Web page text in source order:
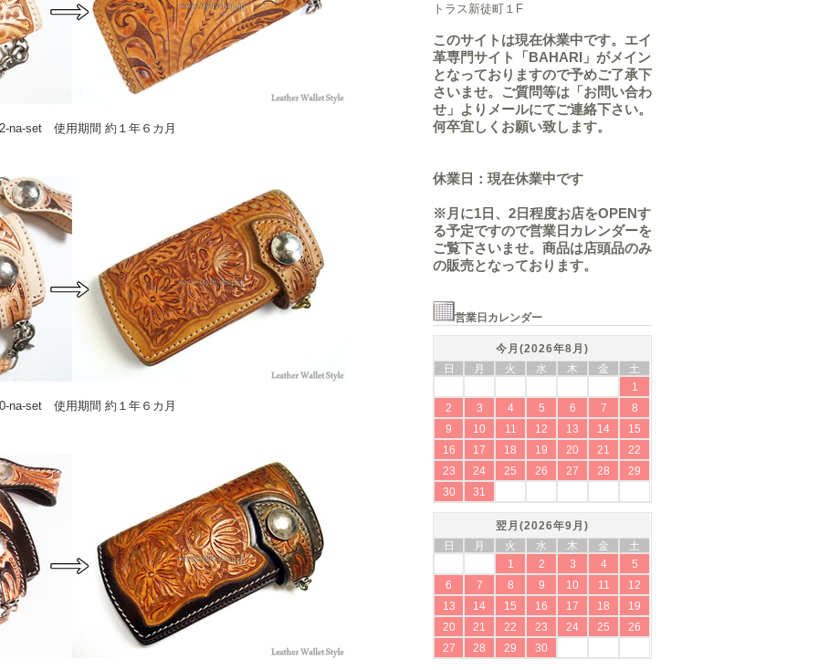
na-set 使用期間 約１年６カ月
na-set 使用期間 約１年６カ月
トラス新徒町１F
このサイトは現在休業中です。エイ
革専門サイト「BAHARI」がメイン
となっておりますので予めご了承下
さいませ。ご質問等は「お問い合わ
せ」よりメールにてご連絡下さい。
何卒宜しくお願い致します。
休業日：現在休業中です
※月に1日、2日程度お店をOPENす
る予定ですので営業日カレンダーを
ご覧下さいませ。商品は店頭品のみ
の販売となっております。
営業日カレンダー
今月(2026年8月)
日
月 火 水 木 金
土
1
2
3 4 5 6 7
8
9
10 11 12 13 14
15
16
17 18 19 20 21
22
23
24 25 26 27 28
29
30
31
翌月(2026年9月)
日
月 火 水 木 金
土
1
2 3 4
5
6
7 8 9 10 11
12
13
14 15 16 17 18
19
20
21 22 23 24 25
26
27
28 29 30